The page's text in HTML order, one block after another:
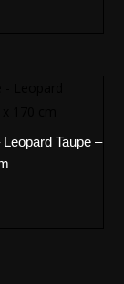
Taupe –